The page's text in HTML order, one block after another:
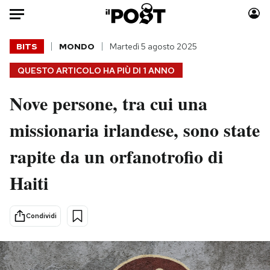
Auto
HOME
Italia
Politica
Tecnologia
Scienza
Cultura
Economia
Sport
Moda
Consumismi
Storie/Idee
Mondiali calcio 2026
QUESTO ARTICOLO HA PIÙ DI 1 ANNO
BITS MONDO Martedì 5 agosto 2025
Nove persone, tra cui una
missionaria irlandese, sono state
rapite da un orfanotrofio di
Haiti
Condividi